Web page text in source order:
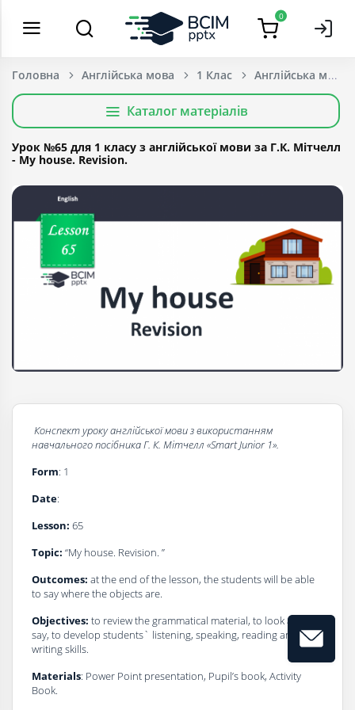
0
Головна Англійська мова 1 Клас
Каталог матеріалів
Урок №65 для 1 класу з англійської мови за Г.К. Мітчелл
- My house. Revision.
Конспект урокуaнглійської мови з використанням
навчального посібникаГ. К. Мітчелл «Smart Junior 1».
Form: 1
Date:
Lesson: 65
Topic: “My house. Revision. ”
Outcomes: at the end of the lesson, the students will be able
to say where the objects are.
Objectives: to review the grammatical material, to look and
say, to develop students` listening, speaking, reading and
writing skills.
Materials: Power Point presentation, Pupil’s book, Activity
Book.